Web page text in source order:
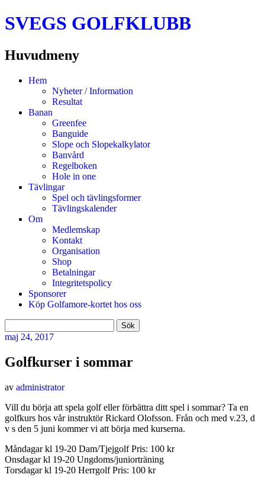
SVEGS GOLFKLUBB
Huvudmeny
HoppaHem
Nyheter / Information
Resultat
Banan
Greenfee
Banguide
Slope och Slopekalkylator
Banvård
Regelboken
Hole in one
Tävlingar
Spel och tävlingsformer
Tävlingskalender
Om
Medlemskap
Kontakt
Organisation
Shop
Betalningar
Integritetspolicy
Sponsorer
Köp Golfamore-kortet hos oss
efter:
maj 24, 2017
Golfkurser i sommar
av administrator
Vill du börja att spela golf eller förbättra ditt spel i sommar? Ta en
golfkurs hos vår instruktör Rickard Olofsson. Från och med v.23, d
v s den 5 juni kommer vi att börja med kurserna.
Måndagar kl 19-20 Dam/Tjejgolf Pris: 100 kr
Onsdagar kl 19-20 Ungdoms/juniorträning
Torsdagar kl 19-20 Herrgolf Pris: 100 kr